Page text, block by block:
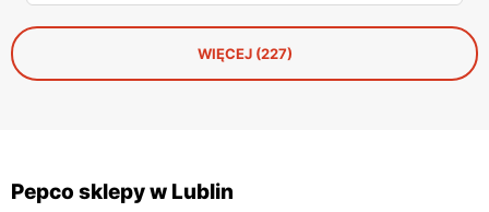
zabawki, akcesoria dla zwierząt i tarasowe drobiazgi w
wisienki. Przejrzałam stronę po stronie i wyłuskałam to, na
co szkoda przejść obojętnie. Z aplikacją Pepco można
dodatkowo odbić 10% u kasy.WIĘCEJ (227)
Pepco sklepy w Lublin